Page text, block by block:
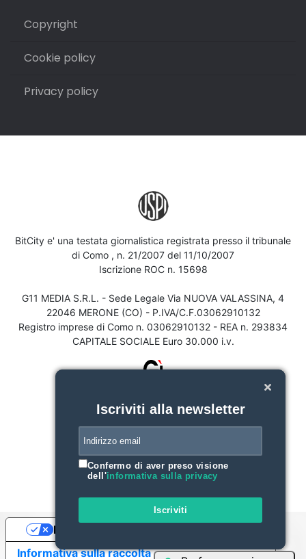
Copyright
Cookie policy
Privacy policy
BitCity e' una testata giornalistica registrata presso il tribunale
di Como , n. 21/2007 del 11/10/2007
Iscrizione ROC n. 15698
G11 MEDIA S.R.L. - Sede Legale Via NUOVA VALASSINA, 4
22046 MERONE (CO) - P.IVA/C.F.03062910132
Registro imprese di Como n. 03062910132 - REA n. 293834
CAPITALE SOCIALE Euro 30.000 i.v.
Iscriviti alla newsletter
Confermo di aver preso visione
dell'informativa sulla privacy
Iscriviti
Informativa sulla raccolta
Le tue preferenze relative alla privacy